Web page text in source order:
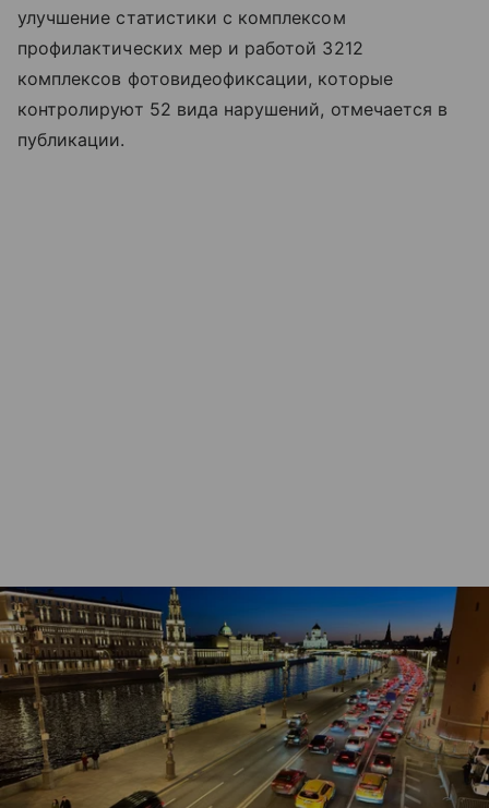
улучшение статистики с комплексом
профилактических мер и работой 3212
комплексов фотовидеофиксации, которые
контролируют 52 вида нарушений, отмечается в
публикации.